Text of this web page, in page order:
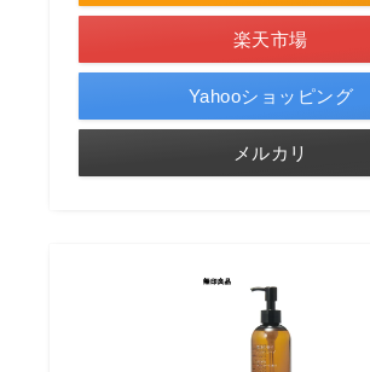
楽天市場
Yahooショッピング
メルカリ